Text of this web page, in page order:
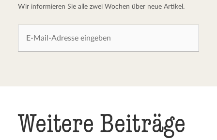
Wir informieren Sie alle zwei Wochen über neue Artikel.
Weitere Beiträge